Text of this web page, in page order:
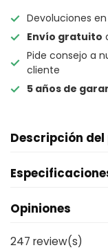
Devoluciones
Envío gratuito
Pide consejo a
cliente
5 años de
Descripción
Opiniones
247 review(s)